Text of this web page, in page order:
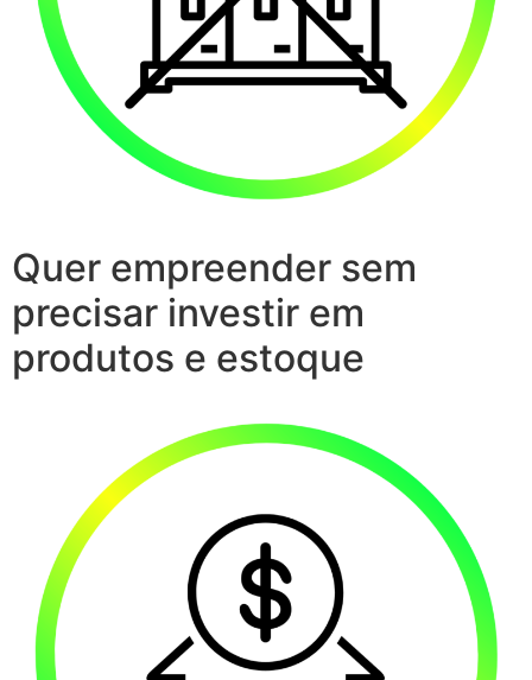
Quer empreender sem
precisar investir em
produtos e estoque